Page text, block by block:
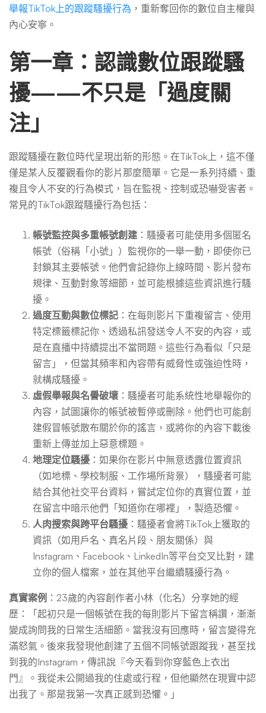
舉報TikTok上的跟蹤騷擾行為 ，重新奪回你的數位自主權與
內心安寧。
第一章：認識數位跟蹤騷
擾——不只是「過度關
注」
跟蹤騷擾在數位時代呈現出新的形態。在TikTok上，這不僅
僅是某人反覆觀看你的影片那麼簡單。它是一系列持續、重
複且令人不安的行為模式，旨在監視、控制或恐嚇受害者。
常見的TikTok跟蹤騷擾行為包括：
帳號監控與多重帳號創建 ：騷擾者可能使用多個匿名
帳號（俗稱「小號」）監視你的一舉一動，即使你已
封鎖其主要帳號。他們會記錄你上線時間、影片發布
規律、互動對象等細節，並可能根據這些資訊進行騷
擾。
過度互動與數位標記 ：在每則影片下重複留言、使用
特定標籤標記你、透過私訊發送令人不安的內容，或
是在直播中持續提出不當問題。這些行為看似「只是
留言」，但當其頻率和內容帶有威脅性或強迫性時，
就構成騷擾。
虛假舉報與名譽破壞 ：騷擾者可能系統性地舉報你的
內容，試圖讓你的帳號被暫停或刪除。他們也可能創
建假冒帳號散布關於你的謠言，或將你的內容下載後
重新上傳並加上惡意標題。
地理定位騷擾 ：如果你在影片中無意透露位置資訊
（如地標、學校制服、工作場所背景），騷擾者可能
結合其他社交平台資料，嘗試定位你的真實位置，並
在留言中暗示他們「知道你在哪裡」，製造恐懼。
人肉搜索與跨平台騷擾 ：騷擾者會將TikTok上獲取的
資訊（如用戶名、真名片段、朋友關係）與
Instagram、Facebook、LinkedIn等平台交叉比對，建
立你的個人檔案，並在其他平台繼續騷擾行為。
真實案例 ：23歲的內容創作者小林（化名）分享她的經
歷：「起初只是一個帳號在我的每則影片下留言稱讚，漸漸
變成詢問我的日常生活細節。當我沒有回應時，留言變得充
滿怒氣。後來我發現他創建了五個不同帳號跟蹤我，甚至找
到我的Instagram，傳訊說『今天看到你穿藍色上衣出
門』。我從未公開過我的住處或行程，但他顯然在現實中認
出我了。那是我第一次真正感到恐懼。」